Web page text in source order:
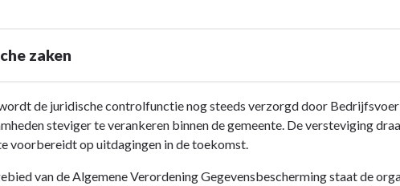
zaken
de juridische controlfunctie nog steeds verzorgd door
steviger te verankeren binnen de gemeente. De versteviging
voorbereidt op uitdagingen in de toekomst.
van de Algemene Verordening Gegevensbescherming staat de